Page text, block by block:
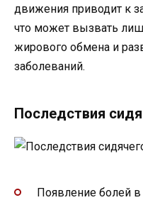
движения приводит к
что может вызвать
жирового обмена и
заболеваний.
Последствия
Появление болей